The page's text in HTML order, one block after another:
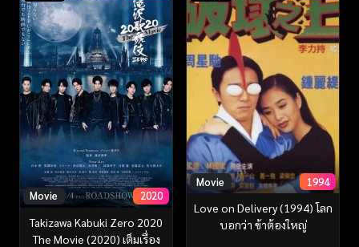
Movie 2020
Takizawa Kabuki Zero 2020
The Movie (2020) เต็มเรื่อง
Movie 1994
Love on Delivery (1994) โลก
บอกว่า ข้าต้องใหญ่